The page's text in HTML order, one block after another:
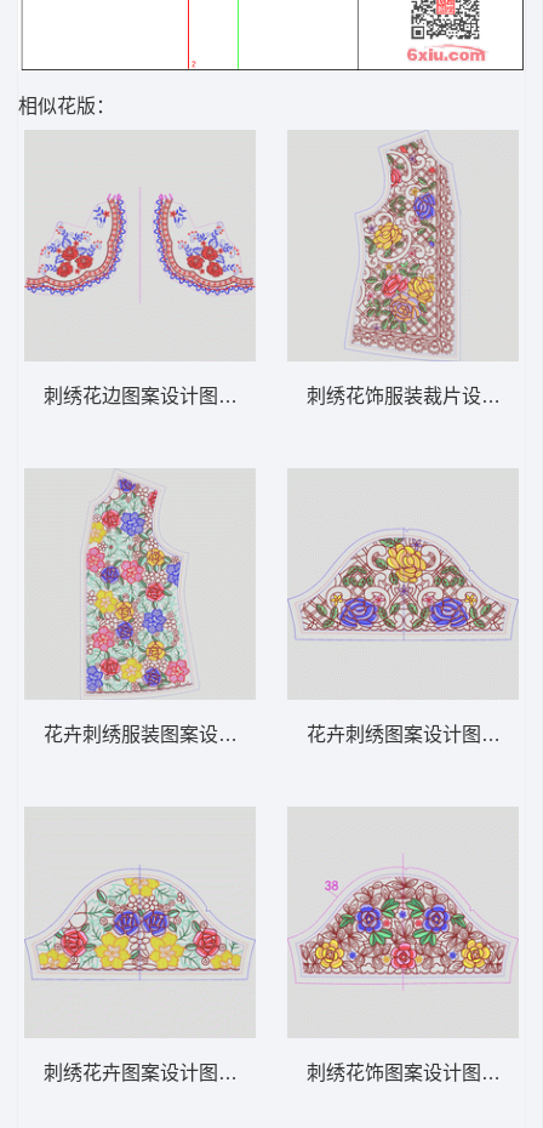
相似花版：
刺绣花边图案设计图 领 衣边下摆 中东阿拉
花卉刺绣服装图案设计 领 衣边下摆 中东阿
刺绣花卉图案设计图 领 衣边下摆 中东阿拉
刺绣花饰服装裁片设计图
花卉刺绣图案设计图 领 衣
刺绣花饰图案设计图 领 衣